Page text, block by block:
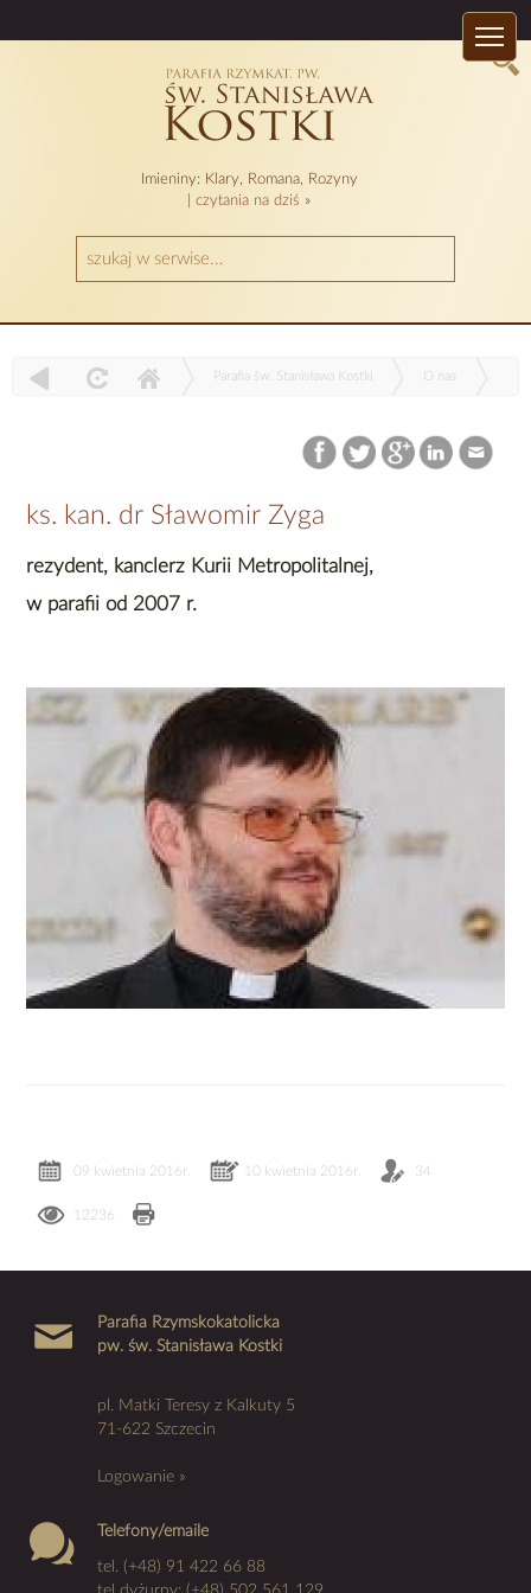
Imieniny: Klary, Romana, Rozyny
czytania na dziś »
Parafia św. Stanisława Kostki O nas
ks. kan. dr Sławomir Zyga
rezydent, kanclerz Kurii Metropolitalnej,
w parafii od 2007 r.
09 kwietnia 2016r. 10 kwietnia 2016r. 34
12236
Parafia Rzymskokatolicka
pw. św. Stanisława Kostki
pl. Matki Teresy z Kalkuty 5
71-622 Szczecin
Logowanie »
Telefony/emaile
tel. (+48) 91 422 66 88